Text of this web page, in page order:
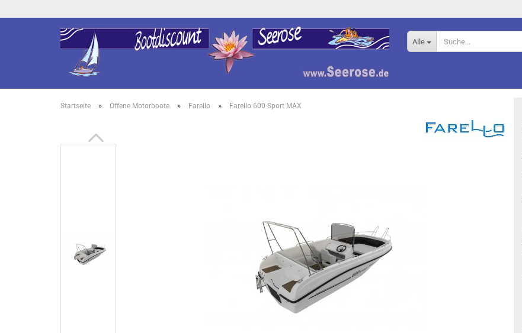
Alle
Startseite » Offene Motorboote » Farello » Farello 600 Sport MAX